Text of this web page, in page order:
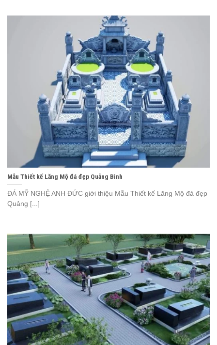
Mẫu Thiết kế Lăng Mộ đá đẹp Quảng Bình
ĐÁ MỸ NGHỆ ANH ĐỨC giới thiệu Mẫu Thiết kế Lăng Mộ đá đẹp
Quảng [...]